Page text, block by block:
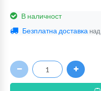
В наличност
Безплатна доставка над